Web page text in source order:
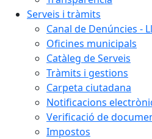
Serveis i tràmits
Canal de Denúncies -
Oficines municipals
Catàleg de Serveis
Tràmits i gestions
Carpeta ciutadana
Notificacions
Verificació de
Impostos